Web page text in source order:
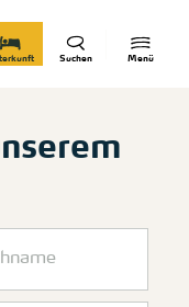
Menü
Suchen